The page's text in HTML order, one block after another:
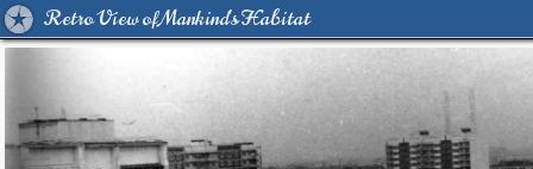
Retro View of Mankind's Habitat